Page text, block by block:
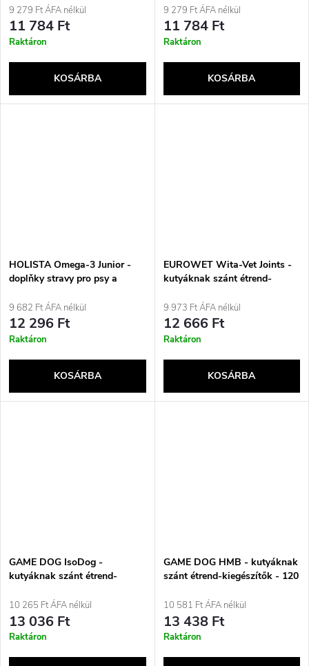
9 279 Ft ÁFA nélkül
11 784 Ft
Raktáron
KOSÁRBA
9 279 Ft ÁFA nélkül
11 784 Ft
Raktáron
KOSÁRBA
HOLISTA Omega-3 Junior -
doplňky stravy pro psy a
9 682 Ft ÁFA nélkül
12 296 Ft
Raktáron
KOSÁRBA
EUROWET Wita-Vet Joints -
kutyáknak szánt étrend-
9 973 Ft ÁFA nélkül
12 666 Ft
Raktáron
KOSÁRBA
GAME DOG IsoDog -
kutyáknak szánt étrend-
10 265 Ft ÁFA nélkül
13 036 Ft
Raktáron
GAME DOG HMB - kutyáknak
szánt étrend-kiegészítők - 120
10 581 Ft ÁFA nélkül
13 438 Ft
Raktáron